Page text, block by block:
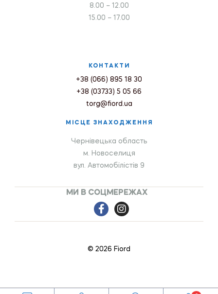
8.00 – 12.00
15.00 – 17.00
КОНТАКТИ
+38 (066) 895 18 30
+38 (03733) 5 05 66
torg@fiord.ua
МІСЦЕ ЗНАХОДЖЕННЯ
Чернівецька область
м. Новоселиця
вул. Автомобілістів 9
МИ В СОЦМЕРЕЖАХ
© 2026 Fiord